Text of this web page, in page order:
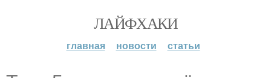
ЛАЙФХАКИ
главная новости статьи